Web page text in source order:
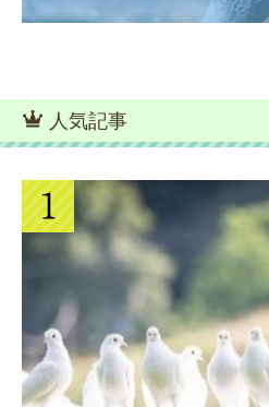
人気記事